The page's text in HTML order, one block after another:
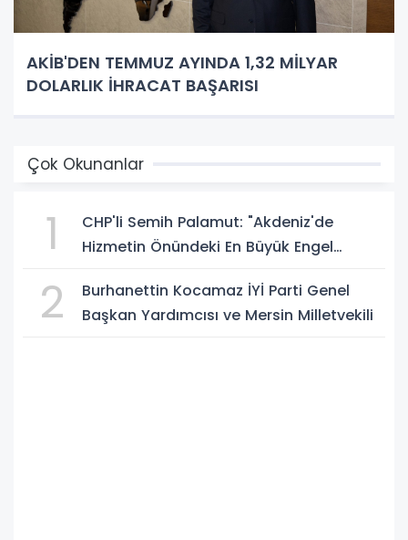
AKİB'DEN TEMMUZ AYINDA 1,32 MİLYAR
DOLARLIK İHRACAT BAŞARISI
Çok Okunanlar
1
CHP'li Semih Palamut: "Akdeniz'de
Hizmetin Önündeki En Büyük Engel
2
Burhanettin Kocamaz İYİ Parti Genel
Başkan Yardımcısı ve Mersin Milletvekili